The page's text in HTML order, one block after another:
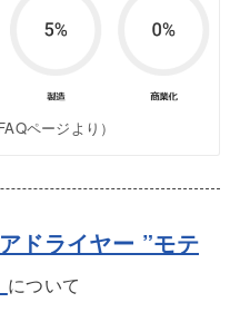
ページより）
ドライヤー ”モテ
について